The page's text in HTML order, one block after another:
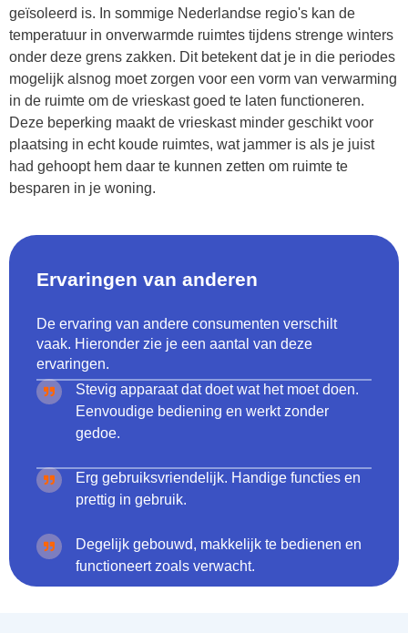
geïsoleerd is. In sommige Nederlandse regio's kan de
temperatuur in onverwarmde ruimtes tijdens strenge winters
onder deze grens zakken. Dit betekent dat je in die periodes
mogelijk alsnog moet zorgen voor een vorm van verwarming
in de ruimte om de vrieskast goed te laten functioneren.
Deze beperking maakt de vrieskast minder geschikt voor
plaatsing in echt koude ruimtes, wat jammer is als je juist
had gehoopt hem daar te kunnen zetten om ruimte te
besparen in je woning.
Ervaringen van anderen
De ervaring van andere consumenten verschilt
vaak. Hieronder zie je een aantal van deze
ervaringen.
Stevig apparaat dat doet wat het moet doen.
Eenvoudige bediening en werkt zonder
gedoe.
Erg gebruiksvriendelijk. Handige functies en
prettig in gebruik.
Degelijk gebouwd, makkelijk te bedienen en
functioneert zoals verwacht.